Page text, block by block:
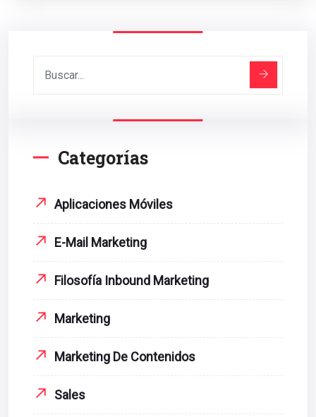
Categorías
Aplicaciones Móviles
E-Mail Marketing
Filosofía Inbound Marketing
Marketing
Marketing De Contenidos
Sales